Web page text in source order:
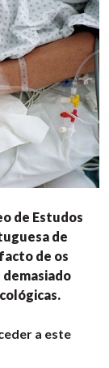
de Estudos
de
de os
a este